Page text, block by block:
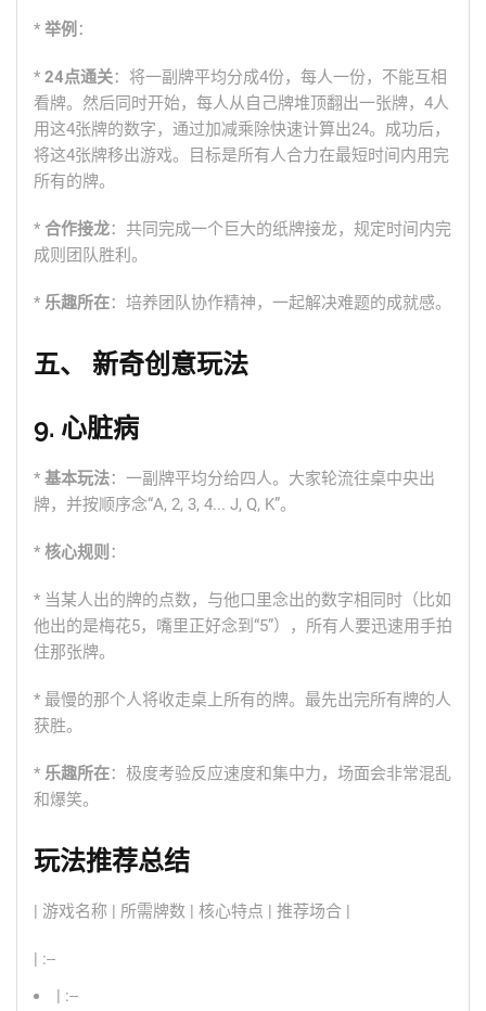
* 举例 ：
* 24点通关：将一副牌平均分成4份，每人一份，不能互相
看牌。然后同时开始，每人从自己牌堆顶翻出一张牌，4人
用这4张牌的数字，通过加减乘除快速计算出24。成功后，
将这4张牌移出游戏。目标是所有人合力在最短时间内用完
所有的牌。
* 合作接龙：共同完成一个巨大的纸牌接龙，规定时间内完
成则团队胜利。
* 乐趣所在：培养团队协作精神，一起解决难题的成就感。
五、 新奇创意玩法
9. 心脏病
* 基本玩法：一副牌平均分给四人。大家轮流往桌中央出
牌，并按顺序念“A, 2, 3, 4... J, Q, K”。
* 核心规则 ：
* 当某人出的牌的点数，与他口里念出的数字相同时（比如
他出的是梅花5，嘴里正好念到“5”），所有人要迅速用手拍
住那张牌。
* 最慢的那个人将收走桌上所有的牌。最先出完所有牌的人
获胜。
* 乐趣所在：极度考验反应速度和集中力，场面会非常混乱
和爆笑。
玩法推荐总结
| 游戏名称 | 所需牌数 | 核心特点 | 推荐场合 |
| :--
| :--